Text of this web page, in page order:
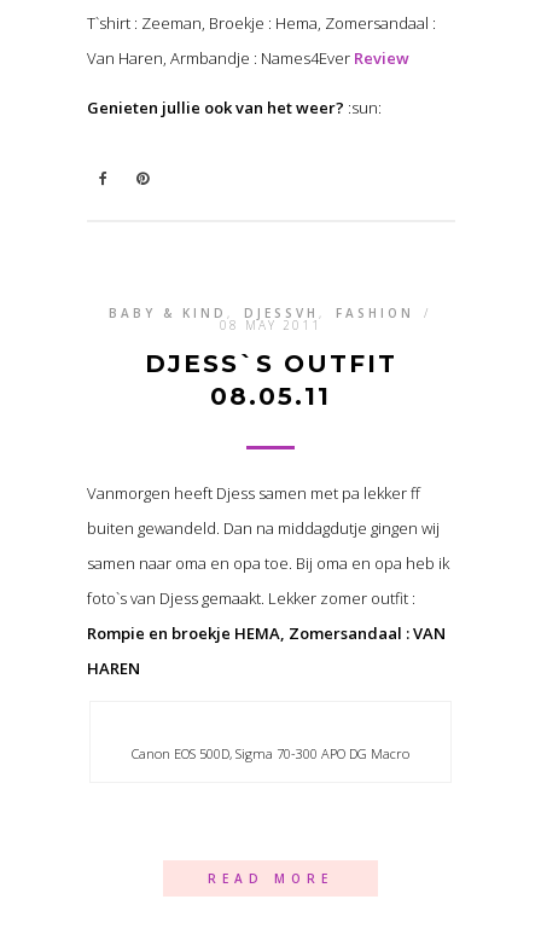
T`shirt : Zeeman, Broekje : Hema, Zomersandaal :
Van Haren, Armbandje : Names4Ever Review
Genieten jullie ook van het weer? :sun:
BABY & KIND , DJESSVH , FASHION /
08 MAY 2011
DJESS`S OUTFIT
08.05.11
Vanmorgen heeft Djess samen met pa lekker ff
buiten gewandeld. Dan na middagdutje gingen wij
samen naar oma en opa toe. Bij oma en opa heb ik
foto`s van Djess gemaakt. Lekker zomer outfit :
Rompie en broekje HEMA, Zomersandaal : VAN
HAREN
Canon EOS 500D, Sigma 70-300 APO DG Macro
READ MORE